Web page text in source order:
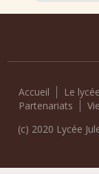
Accueil Le lycée
Partenariats
(c) 2020 Lycée